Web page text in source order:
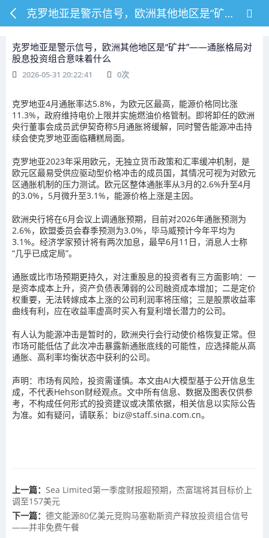
克罗地亚是警示信号，欧洲其他地区是“矿井”——通胀格局对股息投资组合意味着什么
克罗地亚是警示信号，欧洲其他地区是“矿井”——通胀格局对
股息投资组合意味着什么
2026-05-31 20:22:41 0次
克罗地亚4月通胀率达5.8%，为欧元区最高，能源价格同比涨
11.3%，政府维持电价上限并实施燃油价格管制。即将卸任的欧洲
央行董事会成员武伊契奇称5月通胀将缓解，同时警告能源冲击持
续会使克罗地亚面临糟糕局面。
克罗地亚2023年采用欧元，无独立货币政策和汇率缓冲机制，是
欧元区最易受供应驱动型价格冲击的成员国，其情况可视为对欧元
区通胀机制的压力测试。欧元区整体通胀率从3月的2.6%升至4月
的3.0%，5月微升至3.1%，能源价格上涨是主因。
欧洲央行将在6月会议上调通胀预期，目前对2026年通胀预测为
2.6%，欧盟委员会春季预测为3.0%，毕马威预计今年平均为
3.1%。经济学家预计将有两次加息，最早6月11日，消息人士称
“几乎已成定局”。
通胀或比市场预期更持久，对注重股息的投资者有三方面影响：一
是资本成本上升，资产负债表薄弱的公司融资成本增加；二是定价
权重要，无法转嫁成本上涨的公司利润率将压缩；三是股票收益率
曲线有利，应在收益率虚高时买入有复利增长潜力的公司。
有人认为能源冲击是暂时的，欧洲央行会行动使价格恢复正常。但
市场可能低估了此次冲击暴露新通胀底线的可能性，应选择能从高
通胀、高利率均衡状态中获利的公司。
声明：市场有风险，投资需谨慎。本文由AI大模型基于公开信息生
成，不代表Hehson财经观点。文中所有信息、数据及图表仅供参
考，不构成任何形式的投资建议或决策依据，相关信息以实际公告
为准。如有疑问，请联系：biz@staff.sina.com.cn。
上一篇： Sea Limited第一季度财报超预期，杰富瑞将其目标价上
调至157美元
下一篇： 德文能源80亿美元竞购马塞勒斯资产释放投资组合信号
——并非免费午餐